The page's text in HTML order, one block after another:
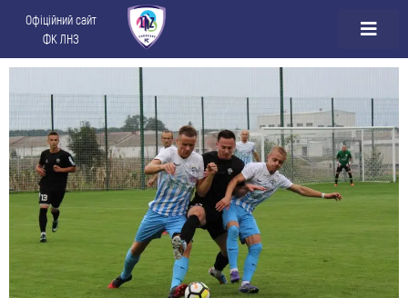
Офіційний сайт
ФК ЛНЗ